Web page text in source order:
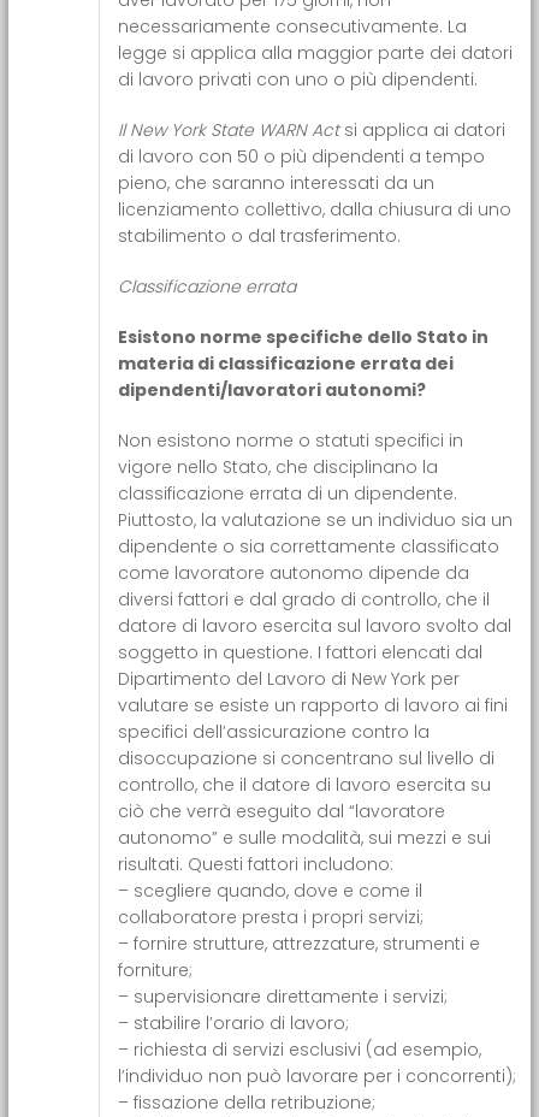
necessariamente consecutivamente. La
legge si applica alla maggior parte dei datori
di lavoro privati con uno o più dipendenti.
Il New York State WARN Actsi applica ai datori
di lavoro con 50 o più dipendenti a tempo
pieno, che saranno interessati da un
licenziamento collettivo, dalla chiusura di uno
stabilimento o dal trasferimento.
Classificazione errata
Esistono norme specifiche dello Stato in
materia di classificazione errata dei
dipendenti/lavoratori autonomi?
Non esistono norme o statuti specifici in
vigore nello Stato, che disciplinano la
classificazione errata di un dipendente.
Piuttosto, la valutazione se un individuo sia un
dipendente o sia correttamente classificato
come lavoratore autonomo dipende da
diversi fattori e dal grado di controllo, che il
datore di lavoro esercita sul lavoro svolto dal
soggetto in questione. I fattori elencati dal
Dipartimento del Lavoro di New York per
valutare se esiste un rapporto di lavoro ai fini
specifici dell’assicurazione contro la
disoccupazione si concentrano sul livello di
controllo, che il datore di lavoro esercita su
ciò che verrà eseguito dal “lavoratore
autonomo” e sulle modalità, sui mezzi e sui
risultati. Questi fattori includono:
– scegliere quando, dove e come il
collaboratore presta i propri servizi;
– fornire strutture, attrezzature, strumenti e
forniture;
– supervisionare direttamente i servizi;
– stabilire l’orario di lavoro;
– richiesta di servizi esclusivi (ad esempio,
l’individuo non può lavorare per i concorrenti);
– fissazione della retribuzione;